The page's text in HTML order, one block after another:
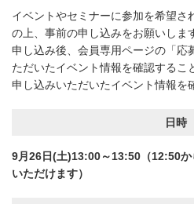
イベントやセミナーに参加を希望さ
の上、事前の申し込みをお願いしま
申し込み後、会員専用ページの「応
ただいたイベント情報を確認するこ
申し込みいただいたイベント情報を
日時
9月26日(土)13:00～13:50（12:50
いただけます）